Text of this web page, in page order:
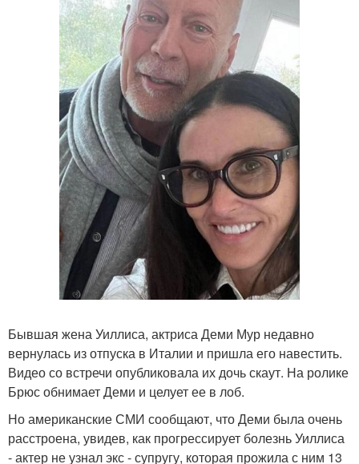
Бывшая жена Уиллиса, актриса Деми Мур недавно
вернулась из отпуска в Италии и пришла его навестить.
Видео со встречи опубликовала их дочь скаут. На ролике
Брюс обнимает Деми и целует ее в лоб.
Но американские СМИ сообщают, что Деми была очень
расстроена, увидев, как прогрессирует болезнь Уиллиса
- актер не узнал экс - супругу, которая прожила с ним 13